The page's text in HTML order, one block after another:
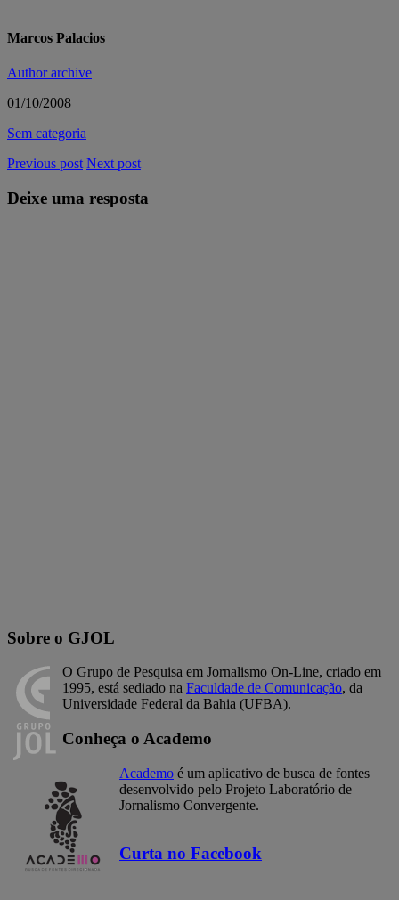
Marcos Palacios
Author archive
01/10/2008
Sem categoria
Previous post Next post
Deixe uma resposta
Sobre o GJOL
O Grupo de Pesquisa em Jornalismo On-Line, criado em
1995, está sediado na Faculdade de Comunicação, da
Universidade Federal da Bahia (UFBA).
Conheça o Academo
Academo é um aplicativo de busca de fontes
desenvolvido pelo Projeto Laboratório de
Jornalismo Convergente.
Curta no Facebook